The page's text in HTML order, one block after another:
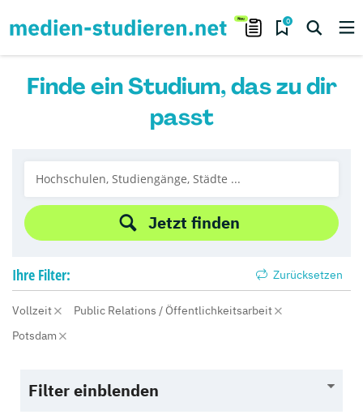
0
Finde ein Studium, das zu dir
passt
Jetzt finden
Ihre Filter: Zurücksetzen
Vollzeit
Public Relations / Öffentlichkeitsarbeit
Potsdam
Filter einblenden